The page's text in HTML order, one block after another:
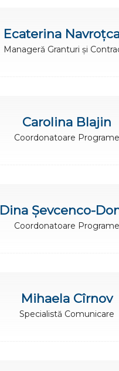
Ecaterina
Manageră Granturi și
Carolina Blajin
Coordonatoare Programe
Dina Șevcenco-
Coordonatoare Programe
Mihaela Cîrnov
Specialistă Comunicare